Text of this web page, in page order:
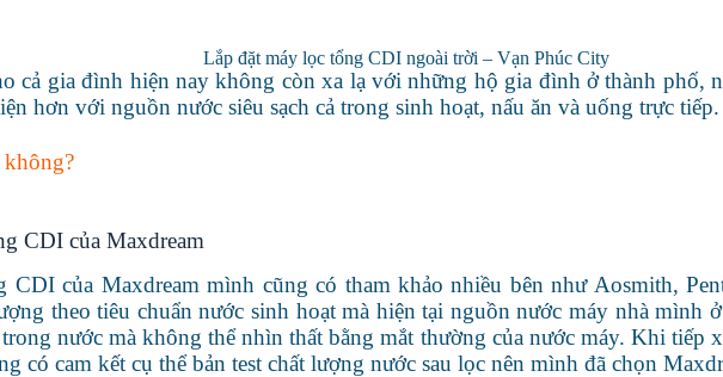
Lắp đặt máy lọc tổng CDI ngoài trời – Vạn Phúc City
cả gia đình hiện nay không còn xa lạ với những hộ gia đình ở thành phố,
hơn với nguồn nước siêu sạch cả trong sinh hoạt, nấu ăn và uống trực
không?
CDI của Maxdream
CDI của Maxdream mình cũng có tham khảo nhiều bên như Aosmith,
theo tiêu chuẩn nước sinh hoạt mà hiện tại nguồn nước máy nhà mình
nước mà không thể nhìn thất bằng mắt thường của nước máy. Khi tiếp
có cam kết cụ thể bản test chất lượng nước sau lọc nên mình đã chọn